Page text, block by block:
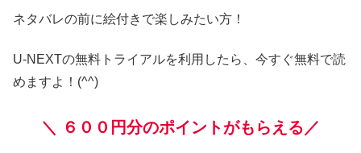
ネタバレの前に絵付きで楽しみたい方！
U-NEXTの無料トライアルを利用したら、今すぐ無料で読
めますよ！(^^)
＼ ６００円分のポイントがもらえる／